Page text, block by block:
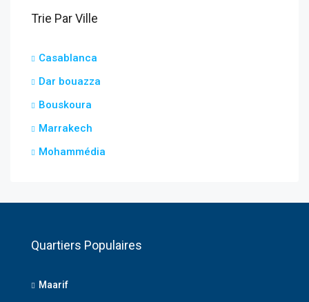
Trie Par Ville
Casablanca
Dar bouazza
Bouskoura
Marrakech
Mohammédia
Quartiers Populaires
Maarif